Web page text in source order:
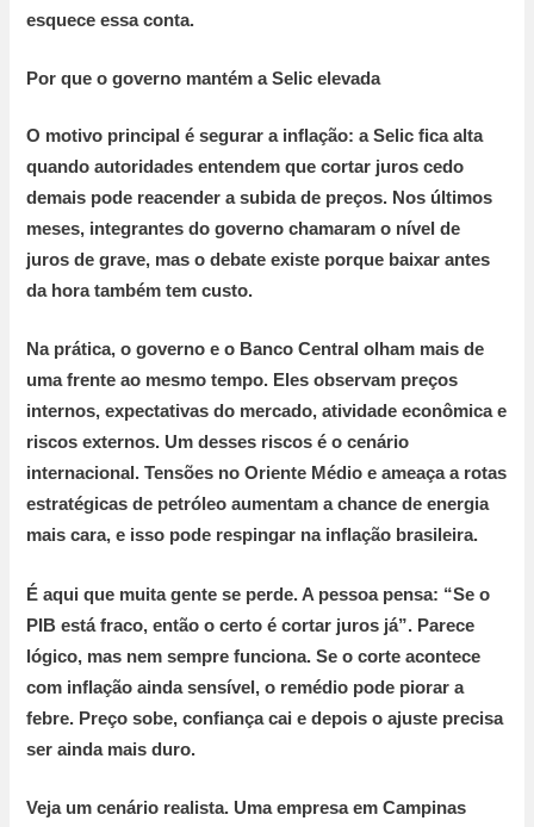
esquece essa conta.
Por que o governo mantém a Selic elevada
O motivo principal é segurar a inflação: a Selic fica alta
quando autoridades entendem que cortar juros cedo
demais pode reacender a subida de preços. Nos últimos
meses, integrantes do governo chamaram o nível de
juros degrave, mas o debate existe porque baixar antes
da hora também tem custo.
Na prática, o governo e o Banco Central olham mais de
uma frente ao mesmo tempo. Eles observam preços
internos, expectativas do mercado, atividade econômica e
riscos externos. Um desses riscos é o cenário
internacional. Tensões no Oriente Médio e ameaça a rotas
estratégicas de petróleo aumentam a chance de energia
mais cara, e isso pode respingar na inflação brasileira.
É aqui que muita gente se perde. A pessoa pensa: “Se o
PIB está fraco, então o certo é cortar juros já”. Parece
lógico, mas nem sempre funciona. Se o corte acontece
com inflação ainda sensível, o remédio pode piorar a
febre. Preço sobe, confiança cai e depois o ajuste precisa
ser ainda mais duro.
Veja um cenário realista. Uma empresa em Campinas